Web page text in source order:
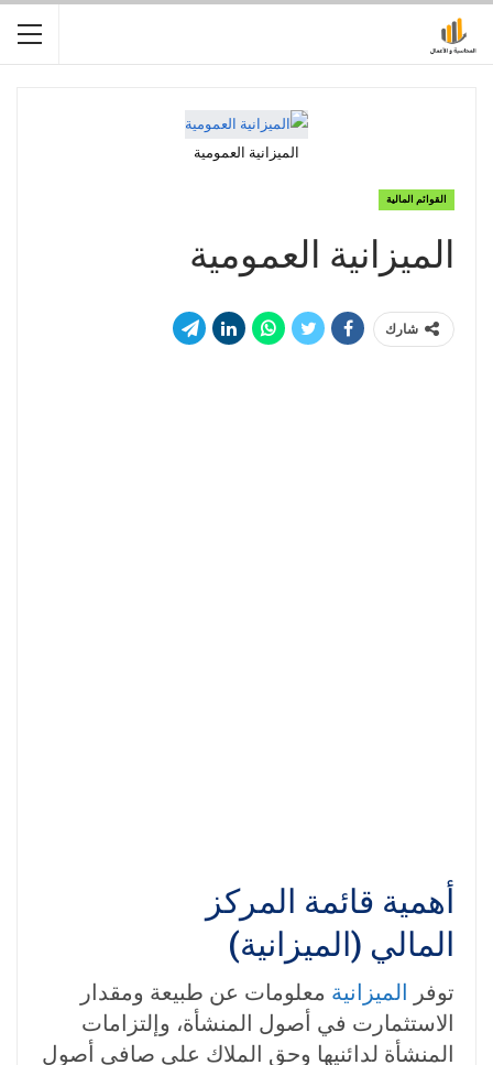
الميزانية العمومية
القوائم المالية
الميزانية العمومية
شارك
أهمية قائمة المركز
المالي (الميزانية)
توفر الميزانية معلومات عن طبيعة ومقدار
الاستثمارت في أصول المنشأة، وإلتزامات
المنشأة لدائنيها وحق الملاك على صافي أصول